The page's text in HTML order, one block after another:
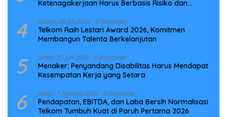
Ketenagakerjaan Harus Berbasis Risiko dan
4 Selasa, 28 Juli 2026 0 Komentar
Telkom Raih Lestari Award 2026, Komitmen
Membangun Talenta Berkelanjutan
5 Jumat, 31 Juli 2026 0 Komentar
Menaker: Penyandang Disabilitas Harus Mendapat
Kesempatan Kerja yang Setara
6 Sabtu, 1 Agustus 2026 0 Komentar
Pendapatan, EBITDA, dan Laba Bersih Normalisasi
Telkom Tumbuh Kuat di Paruh Pertama 2026